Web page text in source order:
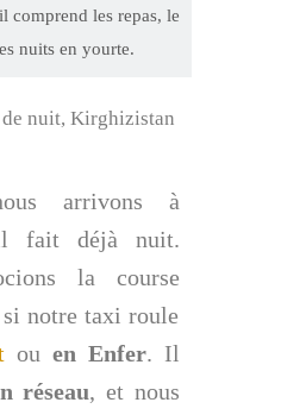
comprend les repas, le
nuits en yourte.
arrivons à
fait déjà nuit.
la course
si notre taxi roule
ou en Enfer. Il
réseau, et nous